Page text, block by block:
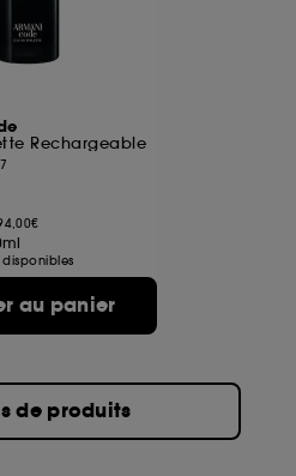
Rechargeable
au panier
de produits